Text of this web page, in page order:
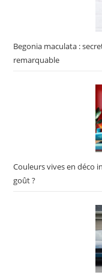
Begonia maculata :
remarquable
Couleurs vives en déco
goût ?